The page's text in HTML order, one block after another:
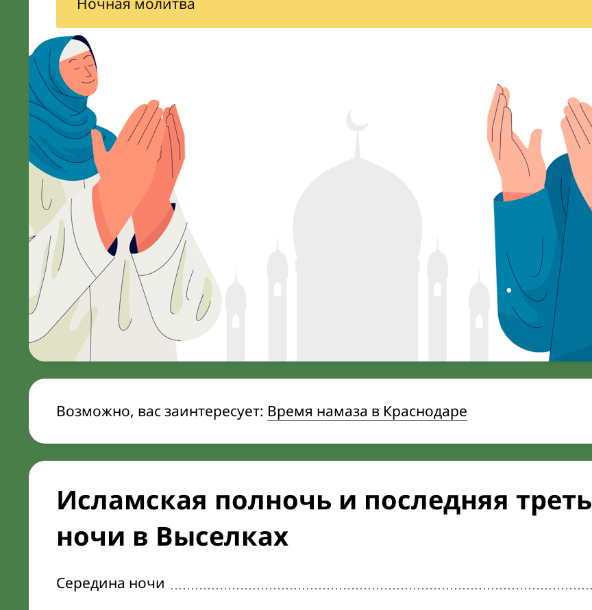
Возможно, вас заинтересует: Время намаза в Краснодаре
Исламская полночь и последняя треть
ночи в Выселках
Середина ночи